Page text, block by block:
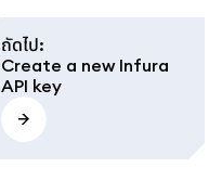
ถัดไป:
Create a new Infura
API key